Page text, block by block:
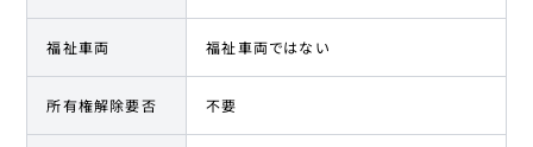
福祉車両 福祉車両ではない
所有権解除要否 不要